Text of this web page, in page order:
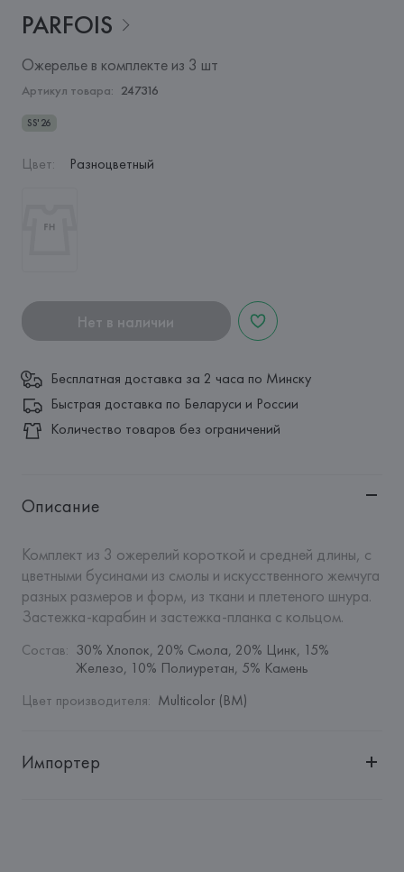
PARFOIS
Ожерелье в комплекте из 3 шт
Артикул товара: 247316
SS'26
Цвет: Разноцветный
Нет в наличии
Бесплатная доставка за 2 часа по Минску
Быстрая доставка по Беларуси и России
Количество товаров без ограничений
Описание
Комплект из 3 ожерелий короткой и средней длины, с
цветными бусинами из смолы и искусственного жемчуга
разных размеров и форм, из ткани и плетеного шнура.
Застежка-карабин и застежка-планка с кольцом.
Состав: 30% Хлопок, 20% Смола, 20% Цинк, 15%
Железо, 10% Полиуретан, 5% Камень
Цвет производителя: Multicolor (BM)
Импортер